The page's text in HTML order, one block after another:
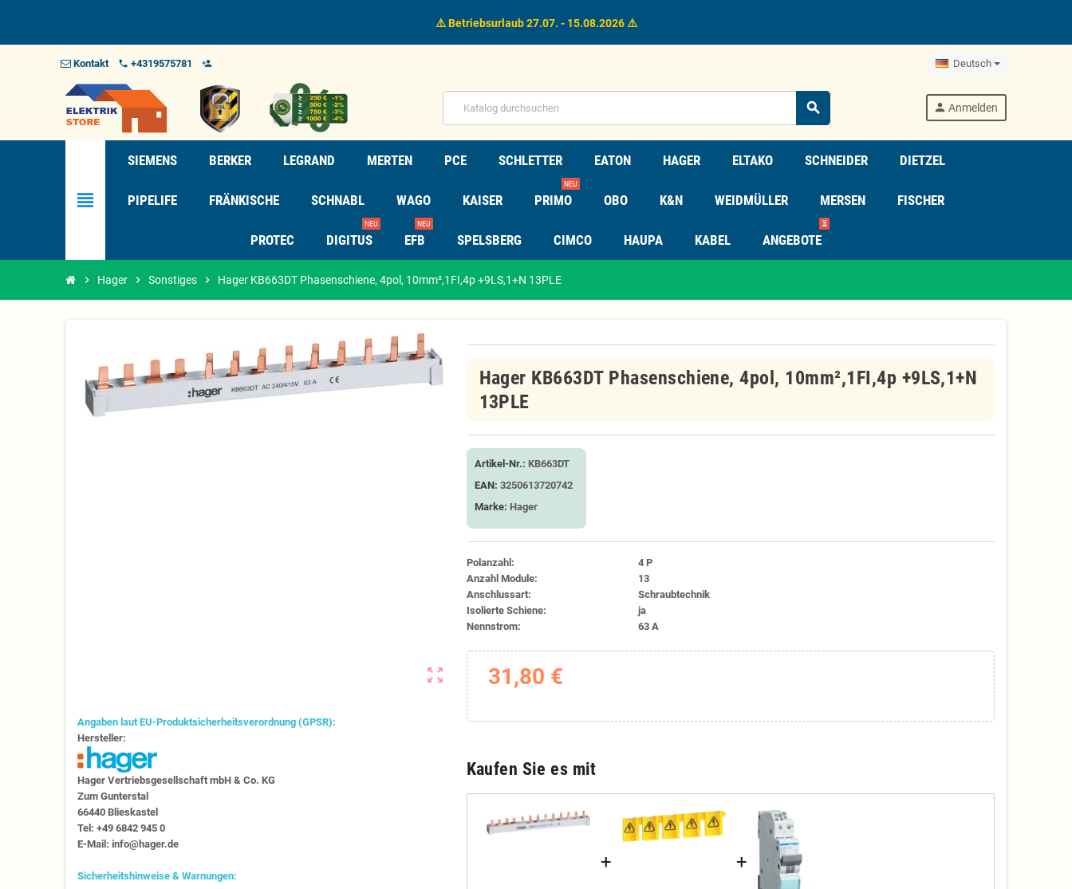
⚠️ Betriebsurlaub 27.07. - 15.08.2026 ⚠️
Kontakt phone +4319575781 person_add_alt_1 Deutsch
search person Anmelden
view_headline
SIEMENS BERKER LEGRAND MERTEN PCE SCHLETTER EATON HAGER ELTAKO SCHNEIDER DIETZEL
PIPELIFE FRÄNKISCHE SCHNABL WAGO KAISER PRIMO
NEU
OBO K&N WEIDMÜLLER MERSEN FISCHER
PROTEC DIGITUS
NEU
EFB
NEU
SPELSBERG CIMCO HAUPA KABEL ANGEBOTE
⏳
chevron_right Hager chevron_right Sonstiges chevron_right Hager KB663DT Phasenschiene, 4pol, 10mm²,1FI,4p +9LS,1+N 13PLE
zoom_out_map
Angaben laut EU-Produktsicherheitsverordnung (GPSR):
Hersteller:
Hager Vertriebs­ge­sell­schaft mbH & Co. KG
Zum Gunter­stal
66440 Blies­kastel
Tel: +49 6842 945 0
E-Mail: info@hager.de
Sicherheitshinweise & Warnungen:
Hager KB663DT Phasenschiene, 4pol, 10mm²,1FI,4p +9LS,1+N
13PLE
Artikel-Nr.: KB663DT
EAN: 3250613720742
Marke: Hager
Polanzahl:
4 P
Anzahl Module:
13
Anschlussart:
Schraubtechnik
Isolierte Schiene:
ja
Nennstrom:
63 A
31,80 €
Kaufen Sie es mit
+ +